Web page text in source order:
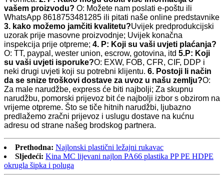
vašem proizvodu? O: Možete nam poslati e-poštu ili
WhatsApp 8618753481285 ili pitati naše online predstavnike
3. kako možemo jamčiti kvalitetu?Uvijek predprodukcijski
uzorak prije masovne proizvodnje; Uvijek konačna
inspekcija prije otpreme; 4. P: Koji su vaši uvjeti plaćanja?
O: TT, paypal, wester union, escrow, gotovina, itd 5.P: Koji
su vaši uvjeti isporuke?O: EXW, FOB, CFR, CIF, DDP i
neki drugi uvjeti koji su potrebni klijentu. 6. Postoji li način
da se snize troškovi dostave za uvoz u našu zemlju?O:
Za male narudžbe, express će biti najbolji; Za skupnu
narudžbu, pomorski prijevoz bit će najbolji izbor s obzirom na
vrijeme otpreme. Što se tiče hitnih narudžbi, ljubazno
predlažemo zračni prijevoz i uslugu dostave na kućnu
adresu od strane našeg brodskog partnera.
Prethodna: Najlonski plastični ležajni rukavac
Sljedeći: Kina MC lijevani najlon PA66 plastika PP PE HDPE
okrugla šipka i poluga